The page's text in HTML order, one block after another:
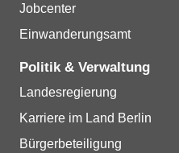
Jobcenter
Einwanderungsamt
Politik & Verwaltung
Landesregierung
Karriere im Land Berlin
Bürgerbeteiligung